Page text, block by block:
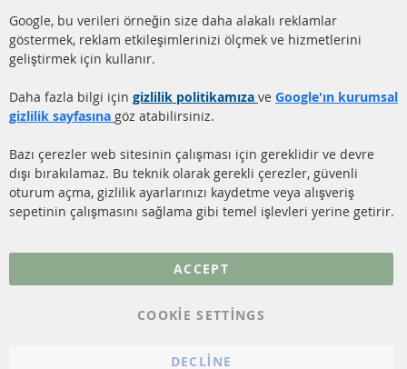
(DPF)
DİZEL PARTİKÜL FİLTRESİ
KATALİZÖR (KAT)
SSS
Hakkımızda
Gönderim ücreti
Daha fazla link
Veri koruma
Genel Çalışma Koşulları
Google, bu verileri örneğin size daha alakalı reklamlar
göstermek, reklam etkileşimlerinizi ölçmek ve hizmetlerini
geliştirmek için kullanır.
Daha fazla bilgi için gizlilik politikamıza ve Google'ın kurumsal
gizlilik sayfasına göz atabilirsiniz.
Bazı çerezler web sitesinin çalışması için gereklidir ve devre
dışı bırakılamaz. Bu teknik olarak gerekli çerezler, güvenli
oturum açma, gizlilik ayarlarınızı kaydetme veya alışveriş
sepetinin çalışmasını sağlama gibi temel işlevleri yerine getirir.
ACCEPT
COOKIE SETTINGS
DECLINE